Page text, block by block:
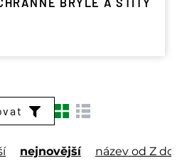
nejnovější název od Z do